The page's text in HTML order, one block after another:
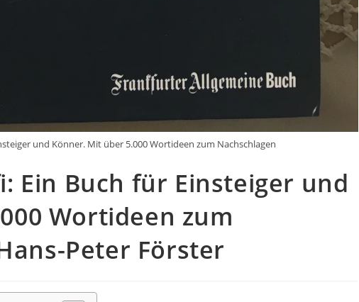
und Könner. Mit über 5.000 Wortideen zum Nachschlagen
Ein Buch für Einsteiger und
Wortideen zum
Peter Förster